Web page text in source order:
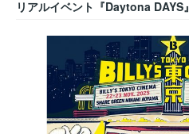
リアルイベント『Daytona DAYS』